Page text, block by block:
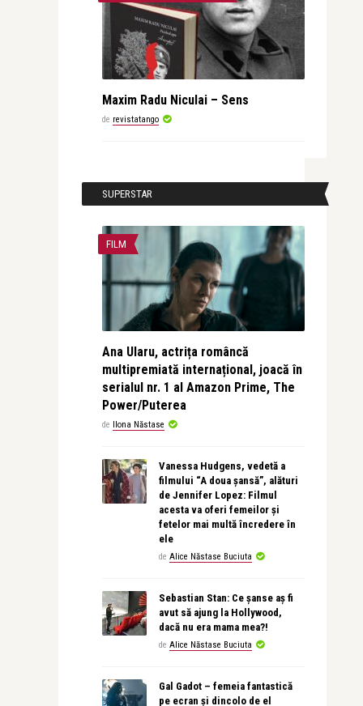
Maxim Radu Niculai – Sens
de revistatango
SUPERSTAR
FILM
Ana Ularu, actrița româncă
multipremiată internațional, joacă în
serialul nr. 1 al Amazon Prime, The
Power/Puterea
de Ilona Năstase
Vanessa Hudgens, vedetă a
filmului “A doua șansă”, alături
de Jennifer Lopez: Filmul
acesta va oferi femeilor și
fetelor mai multă încredere în
ele
de Alice Năstase Buciuta
Sebastian Stan: Ce șanse aș fi
avut să ajung la Hollywood,
dacă nu era mama mea?!
de Alice Năstase Buciuta
Gal Gadot – femeia fantastică
pe ecran și dincolo de el